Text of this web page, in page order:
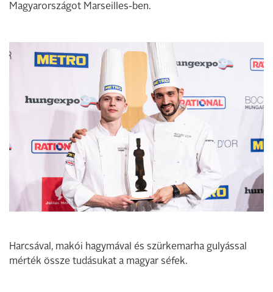
Magyarországot Marseilles-ben.
Harcsával, makói hagymával és szürkemarha gulyással
mérték össze tudásukat a magyar séfek.